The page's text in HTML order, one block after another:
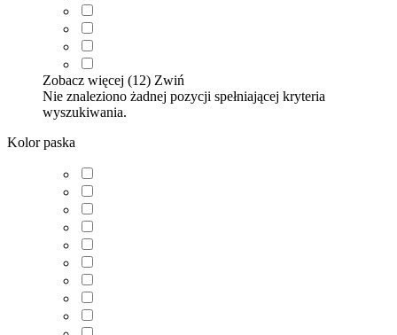
Zobacz więcej (12) Zwiń
Nie znaleziono żadnej pozycji spełniającej kryteria
wyszukiwania.
Kolor paska